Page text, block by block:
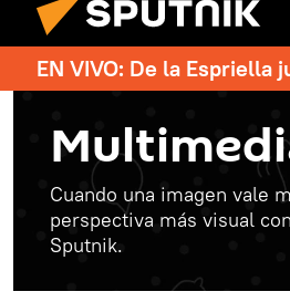
EN VIVO: De la
Cuando una imagen vale
perspectiva más visual
Sputnik.